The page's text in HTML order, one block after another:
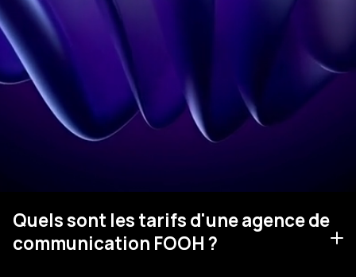
Que signifie FOOH ?
FOOH signifie Fake Out Of Home
, littéralement "faux
affichage extérieur". Il s’agit d’un contenu vidéo
ultra-
réaliste , conçu pour donner l’illusion d’un événement
public spectaculaire dans l’espace urbain, mais réalisé
uniquement enpostproduction numérique
Quels sont les tarifs d'une agence de
communication FOOH ?